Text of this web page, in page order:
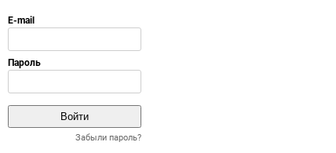
Забыли пароль?